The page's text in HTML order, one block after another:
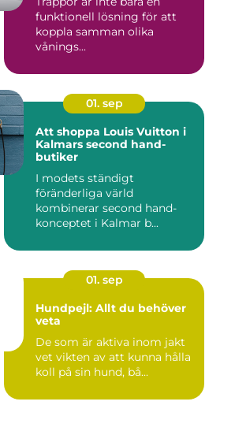
funktionell lösning för att
koppla samman olika
vånings...
01. sep
Att shoppa Louis Vuitton i
Kalmars second hand-
butiker
I modets ständigt
föränderliga värld
kombinerar second hand-
konceptet i Kalmar b...
01. sep
Hundpejl: Allt du behöver
veta
De som är aktiva inom jakt
vet vikten av att kunna hålla
koll på sin hund, bå...